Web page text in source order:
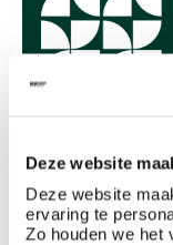
Deze website
Deze website
ervaring te
Zo houden we het